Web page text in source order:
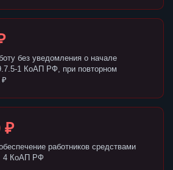
без уведомления о начале
1 КоАП РФ, при повторном
₽
₽
работников средствами
4 КоАП РФ